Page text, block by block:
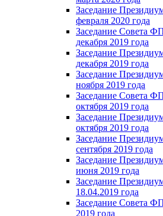
Заседание
февраля 2020 года
Заседание Совета
декабря 2019 года
Заседание
декабря 2019 года
Заседание
ноября 2019 года
Заседание Совета
октября 2019 года
Заседание
октября 2019 года
Заседание
сентября 2019 года
Заседание
июня 2019 года
Заседание
18.04.2019 года
Заседание Совета
2019 года